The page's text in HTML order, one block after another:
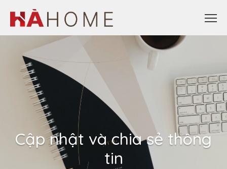
Cập nhật và chia sẻ thông
tin